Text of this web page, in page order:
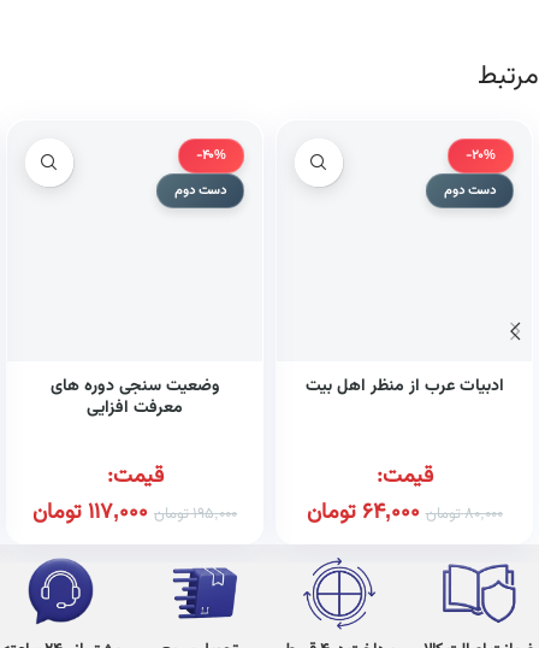
مرتبط
-20%
دست دوم
ادبیات عرب از منظر اهل بیت
قیمت:
80,000تومان 64,000 تومان
-40%
دست دوم
وضعیت سنجی دوره های
معرفت افزایی
قیمت:
195,000تومان 117,000تومان